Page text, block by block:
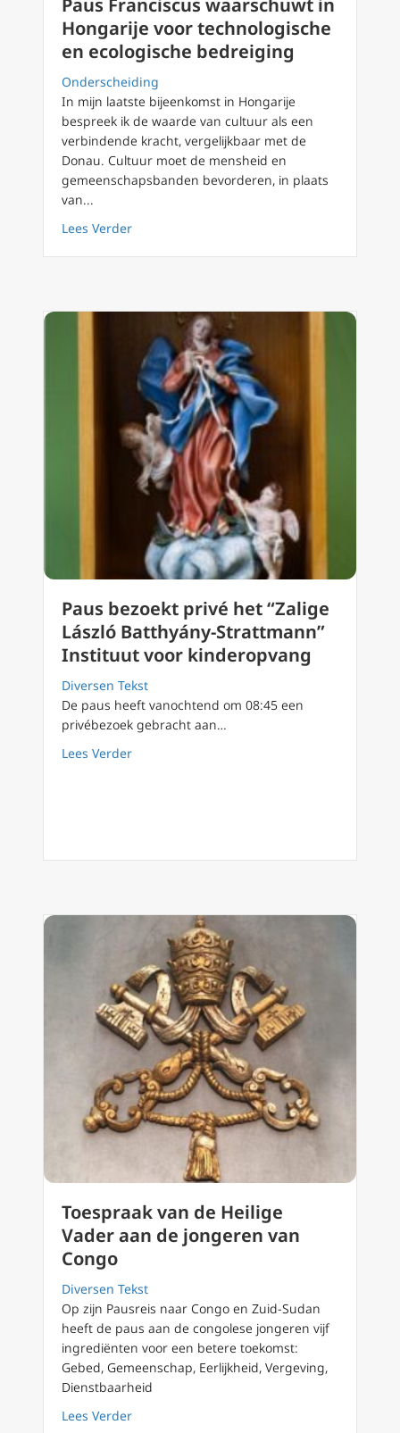
Paus Franciscus waarschuwt in
Hongarije voor technologische
en ecologische bedreiging
Onderscheiding
In mijn laatste bijeenkomst in Hongarije
bespreek ik de waarde van cultuur als een
verbindende kracht, vergelijkbaar met de
Donau. Cultuur moet de mensheid en
gemeenschapsbanden bevorderen, in plaats
van...
Lees Verderabout Paus Franciscus waarschuwt in
Paus bezoekt privé het “Zalige
László Batthyány-Strattmann”
Instituut voor kinderopvang
Diversen Tekst
De paus heeft vanochtend om 08:45 een
privébezoek gebracht aan…
Lees Verderabout Paus bezoekt privé het “Zalige
Toespraak van de Heilige
Vader aan de jongeren van
Congo
Diversen Tekst
Op zijn Pausreis naar Congo en Zuid-Sudan
heeft de paus aan de congolese jongeren vijf
ingrediënten voor een betere toekomst:
Gebed, Gemeenschap, Eerlijkheid, Vergeving,
Dienstbaarheid
Lees Verderabout Toespraak van de Heilige Vader aan